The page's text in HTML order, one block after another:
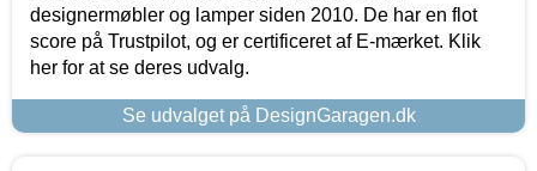
designermøbler og lamper siden 2010. De har en flot
score på Trustpilot, og er certificeret af E-mærket. Klik
her for at se deres udvalg.
Se udvalget på DesignGaragen.dk